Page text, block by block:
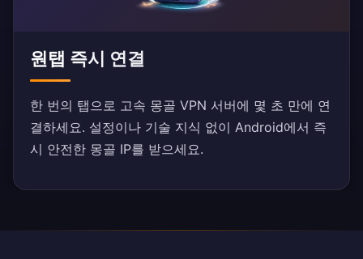
원탭 즉시 연결
한 번의 탭으로 고속 몽골 VPN 서버에 몇 초 만에 연
결하세요. 설정이나 기술 지식 없이 Android에서 즉
시 안전한 몽골 IP를 받으세요.